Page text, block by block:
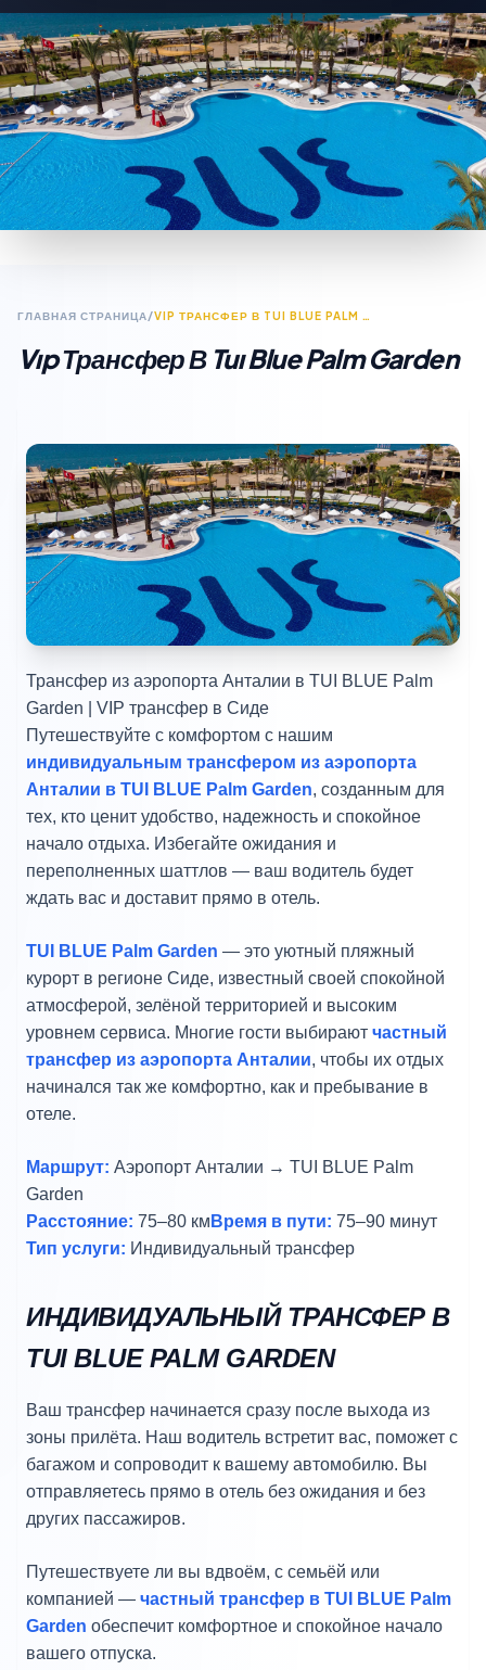
ГЛАВНАЯ СТРАНИЦА/ VIP ТРАНСФЕР В TUI BLUE PALM GARDEN
Vıp Трансфер В Tuı Blue Palm Garden
Трансфер из аэропорта Анталии в TUI BLUE Palm
Garden | VIP трансфер в Сиде
Путешествуйте с комфортом с нашим
индивидуальным трансфером из аэропорта
Анталии в TUI BLUE Palm Garden, созданным для
тех, кто ценит удобство, надежность и спокойное
начало отдыха. Избегайте ожидания и
переполненных шаттлов — ваш водитель будет
ждать вас и доставит прямо в отель.
TUI BLUE Palm Garden — это уютный пляжный
курорт в регионе Сиде, известный своей спокойной
атмосферой, зелёной территорией и высоким
уровнем сервиса. Многие гости выбирают частный
трансфер из аэропорта Анталии, чтобы их отдых
начинался так же комфортно, как и пребывание в
отеле.
Маршрут: Аэропорт Анталии → TUI BLUE Palm
Garden
Расстояние: 75–80 км Время в пути: 75–90 минут
Тип услуги: Индивидуальный трансфер
ИНДИВИДУАЛЬНЫЙ ТРАНСФЕР В
TUI BLUE PALM GARDEN
Ваш трансфер начинается сразу после выхода из
зоны прилёта. Наш водитель встретит вас, поможет с
багажом и сопроводит к вашему автомобилю. Вы
отправляетесь прямо в отель без ожидания и без
других пассажиров.
Путешествуете ли вы вдвоём, с семьёй или
компанией — частный трансфер в TUI BLUE Palm
Garden обеспечит комфортное и спокойное начало
вашего отпуска.